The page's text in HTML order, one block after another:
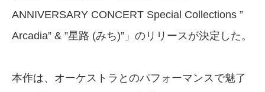
ANNIVERSARY CONCERT Special Collections ”
Arcadia” & ”星路 (みち)”」のリリースが決定した。
本作は、オーケストラとのパフォーマンスで魅了